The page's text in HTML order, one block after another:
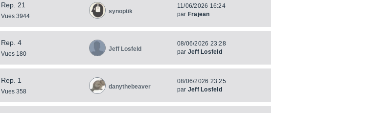
Rep. 21
Vues 3944
synoptik
11/06/2026 16:24
par Frajean
Rep. 4
Vues 180
Jeff Losfeld
08/06/2026 23:28
par Jeff Losfeld
Rep. 1
Vues 358
danythebeaver
08/06/2026 23:25
par Jeff Losfeld